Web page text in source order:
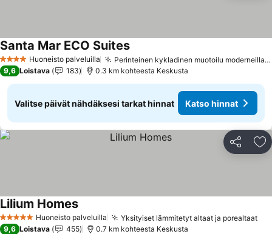
4 TähtiluokitusHuoneisto palveluilla Perinteinen kykladinen muotoilu moderneilla mukavuuksilla
Santa Mar ECO Suites
9,6 Loistava 183 0.3 km kohteesta Keskusta
Valitse päivät nähdäksesi tarkat hinnat Katso hinnat
Jaa
5 TähtiluokitusHuoneisto palveluilla Yksityiset lämmitetyt altaat ja porealtaat
Lilium Homes
9,6 Loistava 455 0.7 km kohteesta Keskusta